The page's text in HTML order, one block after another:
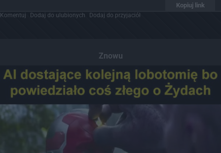
Kopiuj link
Komentuj Dodaj do ulubionych Dodaj do przyjaciół
Znowu